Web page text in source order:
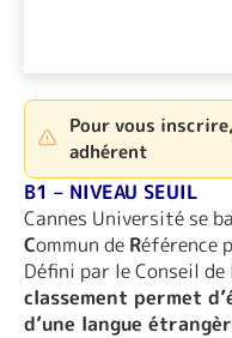
Pour vous
adhérent
B1 – NIVEAU SEUIL
Cannes Université se
Commun de Référence
Défini par le Conseil de
classement permet
d’une langue